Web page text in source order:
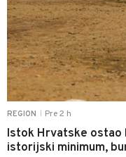
REGION Pre 2 h
Istok Hrvatske ostao
istorijski minimum,